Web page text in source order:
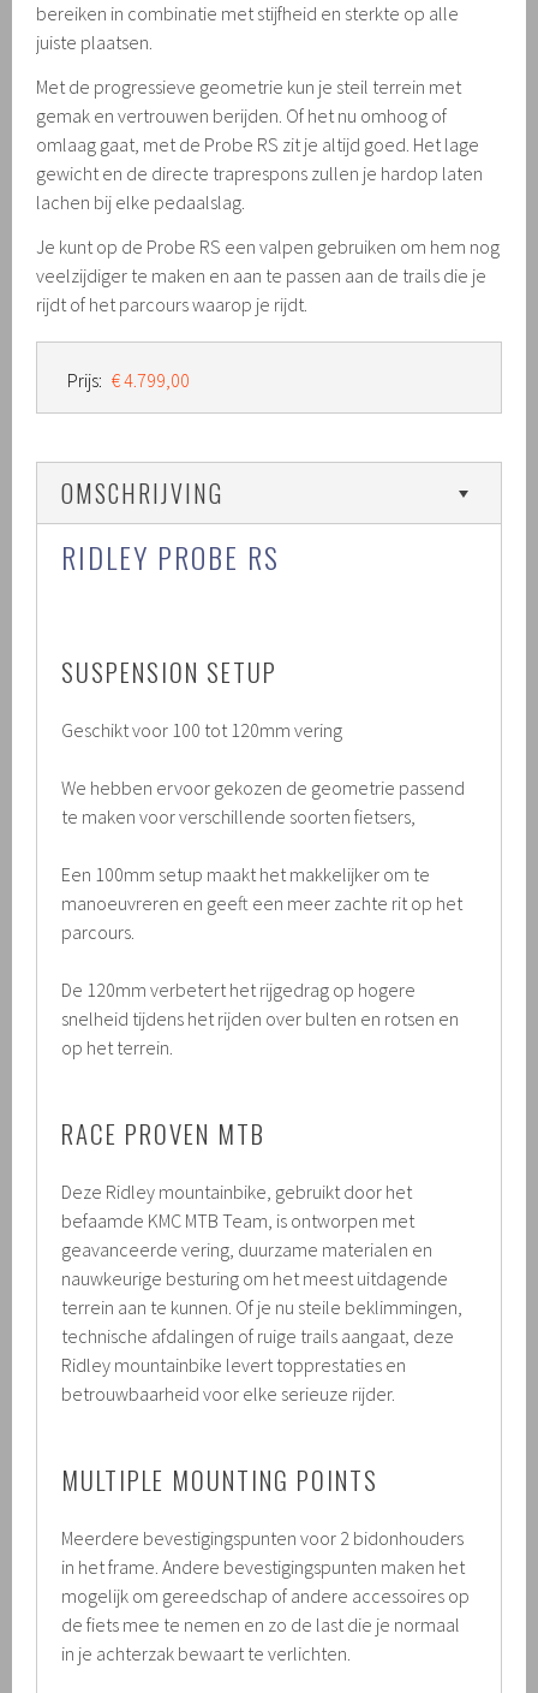
bereiken in combinatie met stijfheid en sterkte op alle
juiste plaatsen.
Met de progressieve geometrie kun je steil terrein met
gemak en vertrouwen berijden. Of het nu omhoog of
omlaag gaat, met de Probe RS zit je altijd goed. Het lage
gewicht en de directe traprespons zullen je hardop laten
lachen bij elke pedaalslag.
Je kunt op de Probe RS een valpen gebruiken om hem nog
veelzijdiger te maken en aan te passen aan de trails die je
rijdt of het parcours waarop je rijdt.
Prijs: € 4.799,00
OMSCHRIJVING
RIDLEY PROBE RS
SUSPENSION SETUP
Geschikt voor 100 tot 120mm vering
We hebben ervoor gekozen de geometrie passend
te maken voor verschillende soorten fietsers,
Een 100mm setup maakt het makkelijker om te
manoeuvreren en geeft een meer zachte rit op het
parcours.
De 120mm verbetert het rijgedrag op hogere
snelheid tijdens het rijden over bulten en rotsen en
op het terrein.
RACE PROVEN MTB
Deze Ridley mountainbike, gebruikt door het
befaamde KMC MTB Team, is ontworpen met
geavanceerde vering, duurzame materialen en
nauwkeurige besturing om het meest uitdagende
terrein aan te kunnen. Of je nu steile beklimmingen,
technische afdalingen of ruige trails aangaat, deze
Ridley mountainbike levert topprestaties en
betrouwbaarheid voor elke serieuze rijder.
MULTIPLE MOUNTING POINTS
Meerdere bevestigingspunten voor 2 bidonhouders
in het frame. Andere bevestigingspunten maken het
mogelijk om gereedschap of andere accessoires op
de fiets mee te nemen en zo de last die je normaal
in je achterzak bewaart te verlichten.